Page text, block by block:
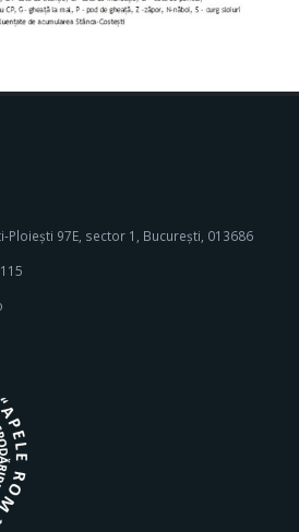
Ploiești 97E, sector 1, București, 013686